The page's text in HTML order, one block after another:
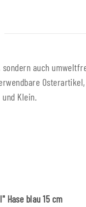
Klein.
Hase blau 15 cm